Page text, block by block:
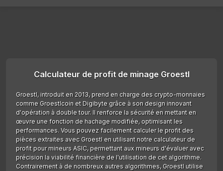
Calculateur de profit de minage Groestl
Groestl, introduit en 2013, prend en charge des crypto-monnaies
comme Groestlcoin et Digibyte grâce à son design innovant
d'opération à double tour. Il renforce la sécurité en mettant en
œuvre une fonction de hachage modifiée, optimisant les
performances. Vous pouvez facilement calculer le profit des
pièces extraites avec Groestl en utilisant notre calculateur de
profit pour mineurs ASIC, permettant aux mineurs d'évaluer avec
précision la viabilité financière de l'utilisation de cet algorithme.
Contrairement à de nombreux autres algorithmes, Groestl utilise